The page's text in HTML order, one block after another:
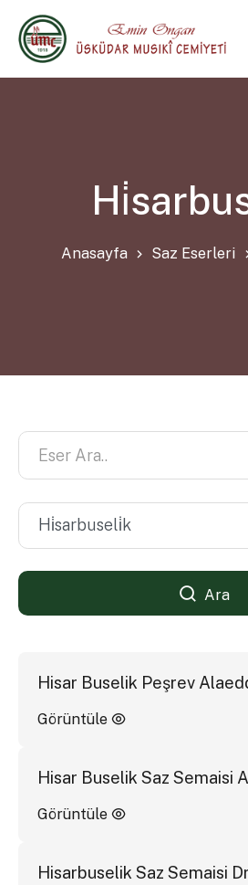
Anasayfa Saz Eserleri
Ara
Hisar Buselik Peşrev
Görüntüle
Hisar Buselik Saz Semaisi
Görüntüle
Hisarbuselik Saz Semaisi